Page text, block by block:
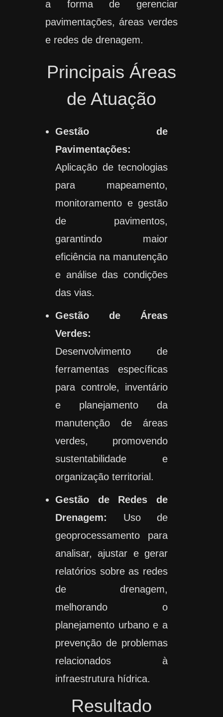
a forma de gerenciar
pavimentações, áreas verdes
e redes de drenagem.
Principais Áreas
de Atuação
Gestão de
Pavimentações:
Aplicação de tecnologias
para mapeamento,
monitoramento e gestão
de pavimentos,
garantindo maior
eficiência na manutenção
e análise das condições
das vias.
Gestão de Áreas
Verdes:
Desenvolvimento de
ferramentas específicas
para controle, inventário
e planejamento da
manutenção de áreas
verdes, promovendo
sustentabilidade e
organização territorial.
Gestão de Redes de
Drenagem: Uso de
geoprocessamento para
analisar, ajustar e gerar
relatórios sobre as redes
de drenagem,
melhorando o
planejamento urbano e a
prevenção de problemas
relacionados à
infraestrutura hídrica.
Resultado